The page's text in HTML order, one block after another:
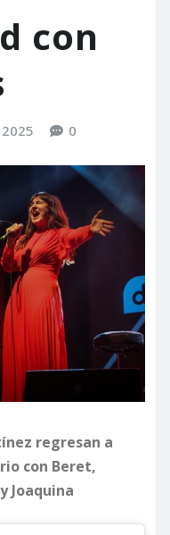
con
0
regresan a
con Beret,
Joaquina